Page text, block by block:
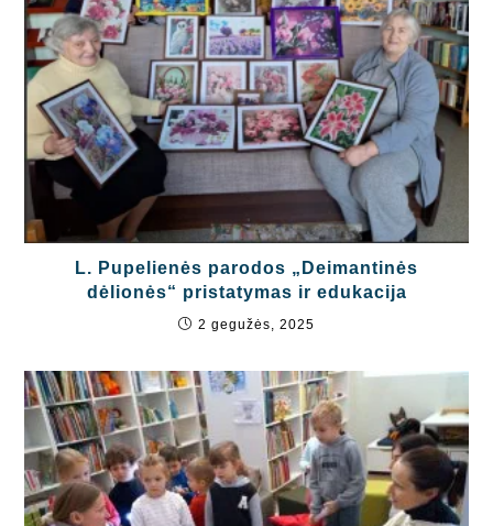
L. Pupelienės parodos „Deimantinės
dėlionės“ pristatymas ir edukacija
2 gegužės, 2025